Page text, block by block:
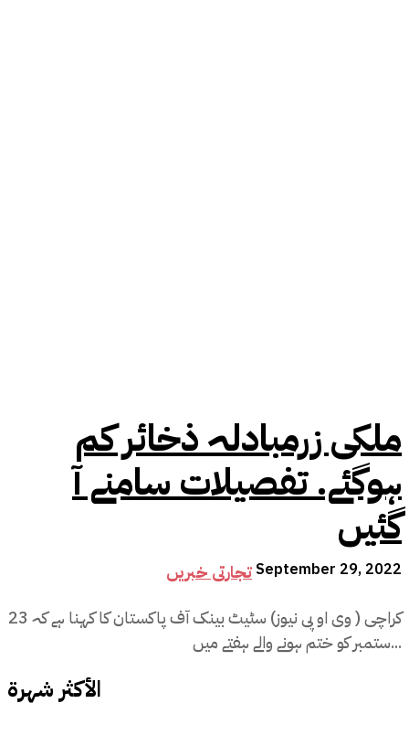
ملکی زرمبادلہ ذخائر کم
ہوگئے. تفصیلات سامنے آ
گئیں
تجارتی خبریںSeptember 29, 2022
کراچی ( وی او پی نیوز) سٹیٹ بینک آف پاکستان کا کہنا ہے کہ 23
ستمبر کو ختم ہونے والے ہفتے میں...
الأكثر شهرة